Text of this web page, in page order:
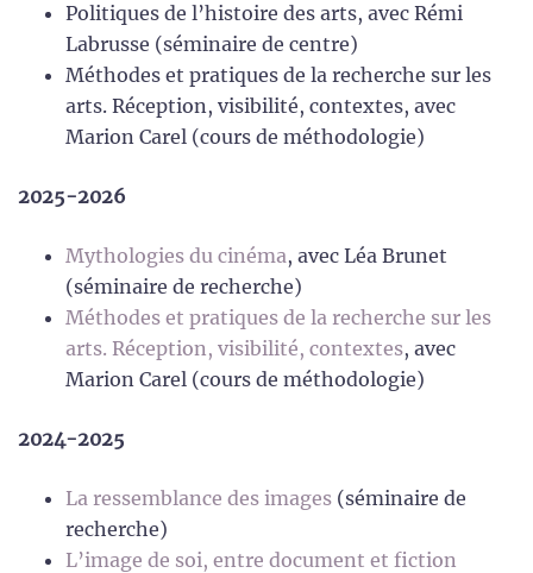
Politiques de l’histoire des arts, avec Rémi
Labrusse (séminaire de centre)
Méthodes et pratiques de la recherche sur les
arts. Réception, visibilité, contextes, avec
Marion Carel (cours de méthodologie)
2025-2026
Mythologies du cinéma, avec Léa Brunet
(séminaire de recherche)
Méthodes et pratiques de la recherche sur les
arts. Réception, visibilité, contextes, avec
Marion Carel (cours de méthodologie)
2024-2025
La ressemblance des images (séminaire de
recherche)
L’image de soi, entre document et fiction